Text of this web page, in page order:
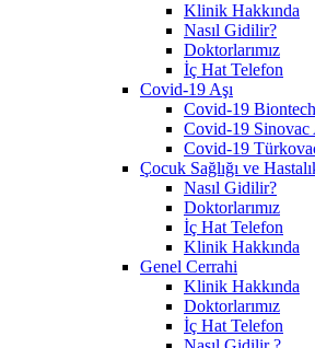
Klinik Hakkında
Nasıl Gidilir?
Doktorlarımız
İç Hat Telefon
Covid-19 Aşı
Covid-19
Covid-19 Sinovac
Covid-19
Çocuk Sağlığı ve
Nasıl Gidilir?
Doktorlarımız
İç Hat Telefon
Klinik Hakkında
Genel Cerrahi
Klinik Hakkında
Doktorlarımız
İç Hat Telefon